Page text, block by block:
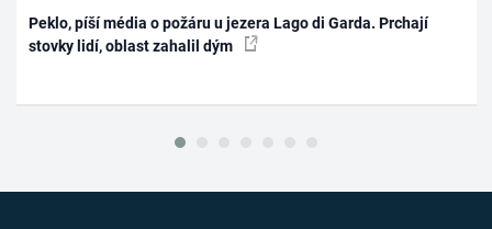
Peklo, píší média o požáru u jezera Lago di Garda. Prchají
stovky lidí, oblast zahalil dým